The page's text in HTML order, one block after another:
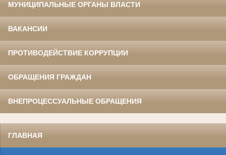
МУНИЦИПАЛЬНЫЕ ОРГАНЫ ВЛАСТИ
ВАКАНСИИ
ПРОТИВОДЕЙСТВИЕ КОРРУПЦИИ
ОБРАЩЕНИЯ ГРАЖДАН
ВНЕПРОЦЕССУАЛЬНЫЕ ОБРАЩЕНИЯ
ГЛАВНАЯ